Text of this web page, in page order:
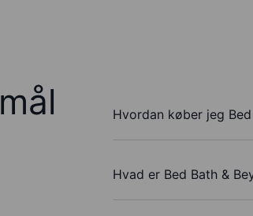
Hvordan køber jeg
Hvad er Bed Bath &